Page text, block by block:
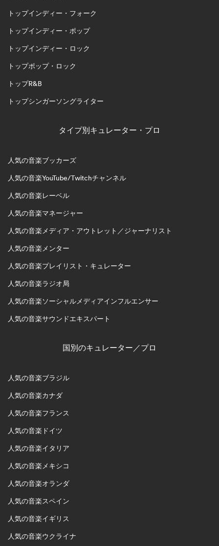
トップインディー・フォーク
トップインディー・ポップ
トップインディー・ロック
トップポップ・ロック
トップR&B
トップシンガーソングライター
タイプ別キュレーター・プロ
人気の音楽ブッカーズ
人気の音楽YouTube/Twitchチャンネル
人気の音楽レーベル
人気の音楽マネージャー
人気の音楽メディア・アウトレット／ジャーナリスト
人気の音楽メンター
人気の音楽プレイリスト・キュレーター
人気の音楽ラジオ局
人気の音楽ソーシャルメディアインフルエンサー
人気の音楽サウンドエキスパート
国別のキュレーター／プロ
人気の音楽ブラジル
人気の音楽カナダ
人気の音楽フランス
人気の音楽ドイツ
人気の音楽イタリア
人気の音楽メキシコ
人気の音楽オランダ
人気の音楽スペイン
人気の音楽イギリス
人気の音楽ウクライナ